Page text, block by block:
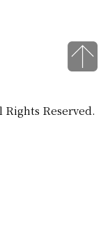
Rights Reserved.